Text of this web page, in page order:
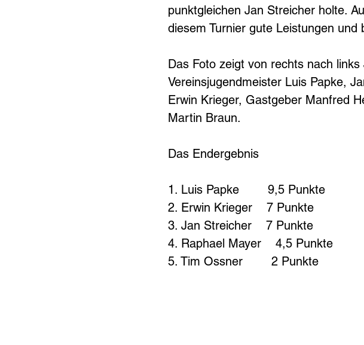
punktgleichen Jan Streicher holte.
diesem Turnier gute Leistungen und
Das Foto zeigt von rechts nach
Vereinsjugendmeister Luis Papke,
Erwin Krieger, Gastgeber Manfred
Martin Braun.
Das Endergebnis
1. Luis Papke        9,5 Punkte
2. Erwin Krieger    7 Punkte
3. Jan Streicher    7 Punkte
4. Raphael Mayer    4,5 Punkte
5. Tim Ossner        2 Punkte